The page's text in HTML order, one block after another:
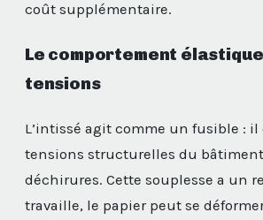
coût supplémentaire.
Le comportement
tensions
L’intissé agit comme un fusible : il
tensions structurelles du
déchirures. Cette souplesse a un
travaille, le papier peut se